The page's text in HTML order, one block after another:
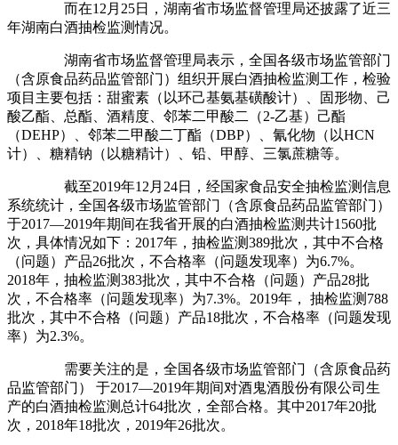
而在12月25日，湖南省市场监督管理局还披露了近三
年湖南白酒抽检监测情况。
湖南省市场监督管理局表示，全国各级市场监管部门
（含原食品药品监管部门）组织开展白酒抽检监测工作，检验
项目主要包括：甜蜜素（以环己基氨基磺酸计）、固形物、己
酸乙酯、总酯、酒精度、邻苯二甲酸二（2-乙基）己酯
（DEHP）、邻苯二甲酸二丁酯（DBP）、氰化物（以HCN
计）、糖精钠（以糖精计）、铅、甲醇、三氯蔗糖等。
截至2019年12月24日，经国家食品安全抽检监测信息
系统统计，全国各级市场监管部门（含原食品药品监管部门）
于2017—2019年期间在我省开展的白酒抽检监测共计1560批
次，具体情况如下：2017年，抽检监测389批次，其中不合格
（问题）产品26批次，不合格率（问题发现率）为6.7%。
2018年，抽检监测383批次，其中不合格（问题）产品28批
次，不合格率（问题发现率）为7.3%。2019年， 抽检监测788
批次，其中不合格（问题）产品18批次，不合格率（问题发现
率）为2.3%。
需要关注的是，全国各级市场监管部门（含原食品药
品监管部门） 于2017—2019年期间对酒鬼酒股份有限公司生
产的白酒抽检监测总计64批次，全部合格。其中2017年20批
次，2018年18批次，2019年26批次。